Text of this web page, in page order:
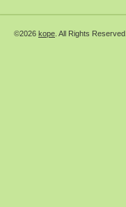
©2026 kope . All Rights Reserved.